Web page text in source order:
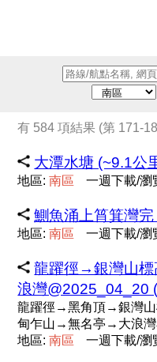
有 584 項結果 (第 171-
大潭水塘 (~9.1公
地區:南區 一週下載/瀏
鰂魚涌上筲箕灣
地區:南區 一週下載/瀏
龍躍徑→銀灣山
浪灣@2025_04_20
龍躍徑→黑角頂→銀灣
甸乍山→無名亭→大浪
地區:南區 一週下載/瀏